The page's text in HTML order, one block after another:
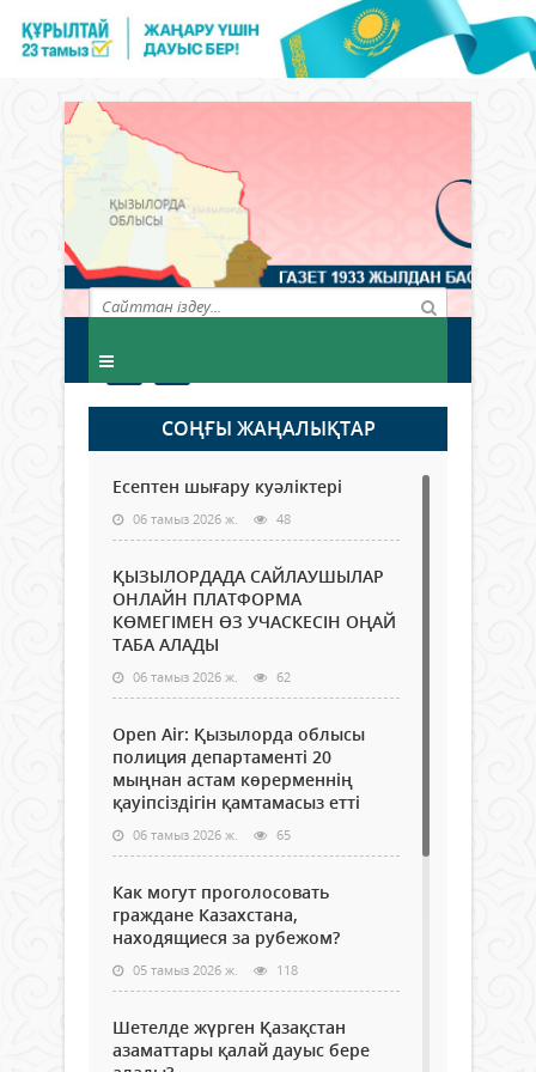
СОҢҒЫ ЖАҢАЛЫҚТАР
Есептен шығару куәліктері
06 тамыз 2026 ж. 48
ҚЫЗЫЛОРДАДА САЙЛАУШЫЛАР
ОНЛАЙН ПЛАТФОРМА
КӨМЕГІМЕН ӨЗ УЧАСКЕСІН ОҢАЙ
ТАБА АЛАДЫ
06 тамыз 2026 ж. 62
Open Air: Қызылорда облысы
полиция департаменті 20
мыңнан астам көрерменнің
қауіпсіздігін қамтамасыз етті
06 тамыз 2026 ж. 65
Как могут проголосовать
граждане Казахстана,
находящиеся за рубежом?
05 тамыз 2026 ж. 118
Шетелде жүрген Қазақстан
азаматтары қалай дауыс бере